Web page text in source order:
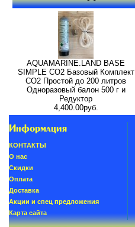
AQUAMARINE.LAND BASE
SIMPLE СО2 Базовый Комплект
СО2 Простой до 200 литров
Одноразовый балон 500 г и
Редуктор
4,400.00руб.
Информация
КОНТАКТЫ
О нас
Скидки
Oплатa
Доставка
Акции и спец предложения
Карта сайта